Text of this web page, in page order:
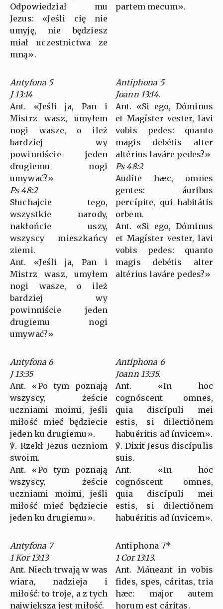
Odpowiedział mu
Jezus: «Jeśli cię nie
umyję, nie będziesz
miał uczestnictwa ze
mną».
partem mecum».
Antyfona 5
J 13:14
Ant. «Jeśli ja, Pan i
Mistrz wasz, umyłem
nogi wasze, o ileż
bardziej wy
powinniście jeden
drugiemu nogi
umywać?»
Ps 48:2
Słuchajcie tego,
wszystkie narody,
nakłońcie uszy,
wszyscy mieszkańcy
ziemi.
Ant. «Jeśli ja, Pan i
Mistrz wasz, umyłem
nogi wasze, o ileż
bardziej wy
powinniście jeden
drugiemu nogi
umywać?»
Antiphona 5
Joann 13:14.
Ant. «Si ego, Dóminus
et Magíster vester, lavi
vobis pedes: quanto
magis debétis alter
altérius laváre pedes?»
Ps 48:2
Audíte hæc, omnes
gentes: áuribus
percípite, qui habitátis
orbem.
Ant. «Si ego, Dóminus
et Magíster vester, lavi
vobis pedes: quanto
magis debétis alter
altérius laváre pedes?»
Antyfona 6
J 13:35
Ant. «Po tym poznają
wszyscy, żeście
uczniami moimi, jeśli
miłość mieć będziecie
jeden ku drugiemu».
℣. Rzekł Jezus uczniom
swoim.
Ant. «Po tym poznają
wszyscy, żeście
uczniami moimi, jeśli
miłość mieć będziecie
jeden ku drugiemu».
Antiphona 6
Joann 13:35.
Ant. «In hoc
cognóscent omnes,
quia discípuli mei
estis, si dilectiónem
habuéritis ad ínvicem».
℣. Dixit Jesus discípulis
suis.
Ant. «In hoc
cognóscent omnes,
quia discípuli mei
estis, si dilectiónem
habuéritis ad ínvicem».
Antyfona 7
1 Kor 13:13
Ant. Niech trwają w was
wiara, nadzieja i
miłość: to troje, a z tych
największa jest miłość.
Antiphona 7*
1 Cor 13:13.
Ant. Máneant in vobis
fides, spes, cáritas, tria
hæc: major autem
horum est cáritas.